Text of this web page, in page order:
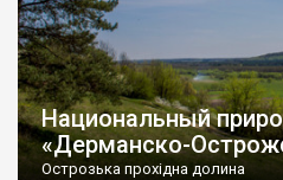
Национальный
«Дерманско-
Острозька прохідна долина